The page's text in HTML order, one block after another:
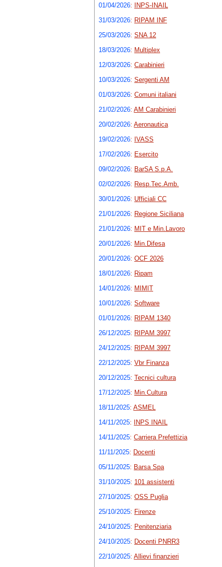
01/04/2026:
INPS-INAIL
31/03/2026: RIPAM INF
25/03/2026: SNA 12
18/03/2026: Multiplex
12/03/2026: Carabinieri
10/03/2026: Sergenti AM
01/03/2026: Comuni italiani
21/02/2026: AM Carabinieri
20/02/2026: Aeronautica
19/02/2026: IVASS
17/02/2026: Esercito
09/02/2026: BarSA S.p.A.
02/02/2026: Resp.Tec.Amb.
30/01/2026: Ufficiali CC
21/01/2026: Regione Siciliana
21/01/2026: MIT e Min.Lavoro
20/01/2026: Min.Difesa
20/01/2026: OCF 2026
18/01/2026: Ripam
14/01/2026: MIMIT
10/01/2026: Software
01/01/2026: RIPAM 1340
26/12/2025: RIPAM 3997
24/12/2025: RIPAM 3997
22/12/2025: Vbr Finanza
20/12/2025: Tecnici cultura
17/12/2025: Min.Cultura
18/11/2025: ASMEL
14/11/2025:
INPS INAIL
14/11/2025: Carriera Prefettizia
11/11/2025: Docenti
05/11/2025: Barsa Spa
31/10/2025: 101 assistenti
27/10/2025: OSS Puglia
25/10/2025: Firenze
24/10/2025: Penitenziaria
24/10/2025: Docenti PNRR3
22/10/2025: Allievi finanzieri